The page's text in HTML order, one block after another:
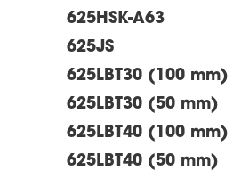
625HSK-A63
625JS
625LBT30 (100 mm)
625LBT30 (50 mm)
625LBT40 (100 mm)
625LBT40 (50 mm)